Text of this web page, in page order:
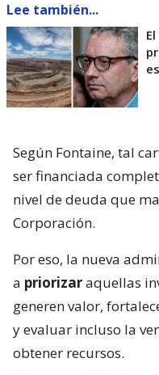
Lee también...
Según Fontaine, tal
ser financiada
nivel de deuda que
Corporación.
Por eso, la nueva
a priorizaraquellas
generen valor,
y evaluar incluso la
obtener recursos.